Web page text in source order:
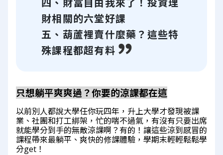
財相關的六堂好課
五、葫蘆裡賣什麼藥？這些特
殊課程都超有料
只想躺平爽爽過？你要的涼課都在這
以前別人都說大學任你玩四年，升上大學才發現被課
業、社團和打工綁架，忙的喘不過氣，有沒有只要出席
就能學分到手的無敵涼課啊？有的！讓這些涼到感冒的
課程帶來最躺平、爽快的修課體驗，學期末輕輕鬆鬆學
分get！